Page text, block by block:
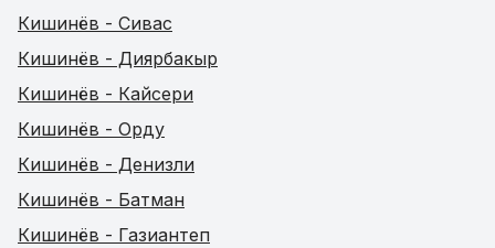
Кишинёв - Сивас
Кишинёв - Диярбакыр
Кишинёв - Кайсери
Кишинёв - Орду
Кишинёв - Денизли
Кишинёв - Батман
Кишинёв - Газиантеп